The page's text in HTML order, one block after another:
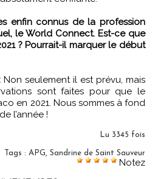
enfin connus de la profession
le World Connect. Est-ce que
? Pourrait-il marquer le début
Non seulement il est prévu, mais
sont faites pour que le
en 2021. Nous sommes à fond
l’année !
Lu 3345 fois
Tags : APG, Sandrine de Saint Sauveur
Notez